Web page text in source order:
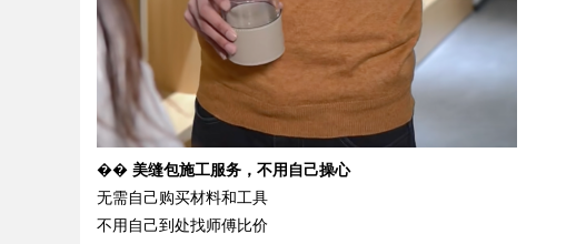
�� 美缝包施工服务，不用自己操心
无需自己购买材料和工具
不用自己到处找师傅比价